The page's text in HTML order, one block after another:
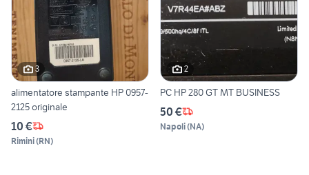
3
alimentatore stampante HP 0957-
2125 originale
10 €
Rimini(RN)
2
PC HP 280 GT MT BUSINESS
50 €
Napoli(NA)